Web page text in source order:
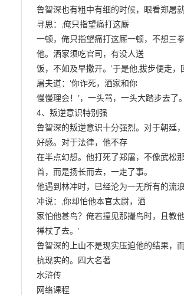
鲁智深也有粗中有细的时候，眼看郑屠
寻思：‚俺只指望痛打这厮
一顿，俺只指望痛打这厮一顿，不想三
他。洒家须吃官司，有没人送
饭，不如及早撒开。‛于是他‚拔步便走，
屠夫道：‘你诈死，洒家和你
慢慢理会！’，一头骂，一头大踏步去了
4、叛逆意识特别强
鲁智深的叛逆意识十分强烈。对于朝廷
好感。对于法律，他不存
在半点幻想。他打死了郑屠，不像武松
首，而是扬长而去，一走了事。
他遇到林冲时，已经沦为一无所有的流
冲说：‚你却怕他本官太尉，洒
家怕他甚鸟？俺若撞见那撮鸟时，且教
禅杖了去。‛
鲁智深的上山不是现实压迫他的结果，
抗现实的。四大名著
水浒传
网络课程